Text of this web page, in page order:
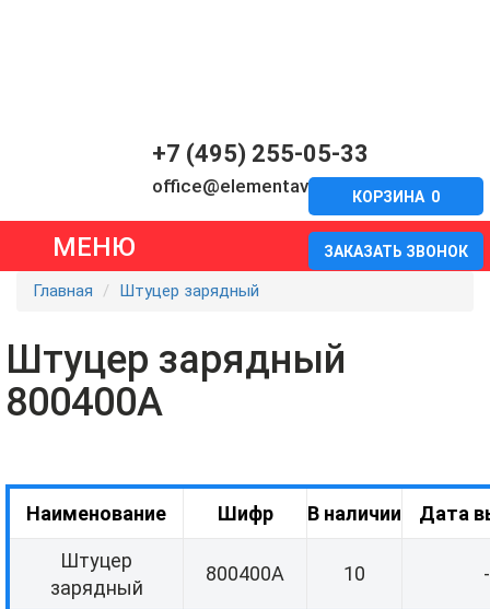
+7 (495) 255-05-33
office@elementavia.ru
ЗАКАЗАТЬ ЗВОНОК
КОРЗИНА 0
МЕНЮ
Главная Штуцер зарядный
Штуцер зарядный
800400А
Наименование Шифр В наличии Дата
Штуцер
зарядный
800400А 10 -